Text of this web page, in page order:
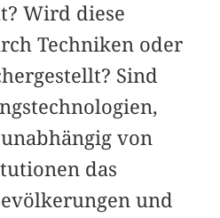
Wird diese
Techniken oder
Sind
von
das
und